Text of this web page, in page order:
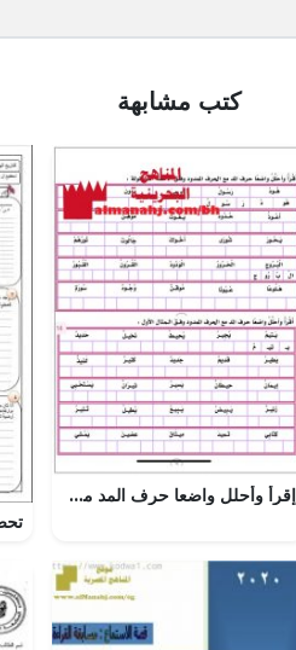
كتب مشابهة
إقرأ وأحلل واضعا حرف المد مع الحرف الممدود